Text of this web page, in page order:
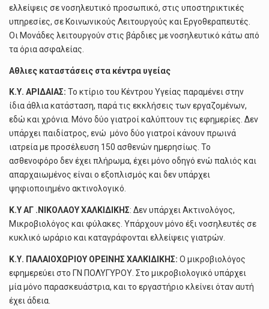
ελλείψεις σε νοσηλευτικό προσωπικό, στις υποστηρικτικές
υπηρεσίες, σε Κοινωνικούς Λειτουργούς και Εργοθεραπευτές.
Οι Μονάδες λειτουργούν στις βάρδιες με νοσηλευτικό κάτω από
τα όρια ασφαλείας.
Αθλιες καταστάσεις στα κέντρα υγείας
Κ.Υ. ΑΡΙΔΑΙΑΣ: Το κτίριο του Κέντρου Υγείας παραμένει στην
ίδια άθλια κατάσταση, παρά τις εκκλήσεις των εργαζομένων,
εδώ και χρόνια. Μόνο δύο γιατροί καλύπτουν τις εφημερίες. Δεν
υπάρχει παιδίατρος, ενώ μόνο δύο γιατροί κάνουν πρωινά
ιατρεία με προσέλευση 150 ασθενών ημερησίως. Το
ασθενοφόρο δεν έχει πλήρωμα, έχει μόνο οδηγό ενώ παλιός και
απαρχαιωμένος είναι ο εξοπλισμός και δεν υπάρχει
ψηφιοποιημένο ακτινολογικό.
Κ.Υ ΑΓ .ΝΙΚΟΛΑΟΥ ΧΑΛΚΙΔΙΚΗΣ: Δεν υπάρχει Ακτινολόγος,
Μικροβιολόγος και φύλακες. Υπάρχουν μόνο έξι νοσηλευτές σε
κυκλικό ωράριο και καταγράφονται ελλείψεις γιατρών.
Κ.Υ. ΠΑΛΑΙΟΧΩΡΙΟΥ ΟΡΕΙΝΗΣ ΧΑΛΚΙΔΙΚΗΣ: Ο μικροβιολόγος
εφημερεύει στο ΓΝ ΠΟΛΥΓΥΡΟΥ. Στο μικροβιολογικό υπάρχει
μία μόνο παρασκευάστρια, και το εργαστήριο κλείνει όταν αυτή
έχει άδεια.